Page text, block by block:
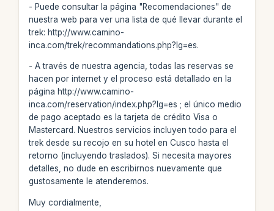
- Puede consultar la página "Recomendaciones" de
nuestra web para ver una lista de qué llevar durante el
trek: http://www.camino-
inca.com/trek/recommandations.php?lg=es.
- A través de nuestra agencia, todas las reservas se
hacen por internet y el proceso está detallado en la
página http://www.camino-
inca.com/reservation/index.php?lg=es ; el único medio
de pago aceptado es la tarjeta de crédito Visa o
Mastercard. Nuestros servicios incluyen todo para el
trek desde su recojo en su hotel en Cusco hasta el
retorno (incluyendo traslados). Si necesita mayores
detalles, no dude en escribirnos nuevamente que
gustosamente le atenderemos.
Muy cordialmente,